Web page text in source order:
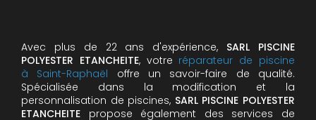
Avec plus de 22 ans d'expérience, SARL PISCINE
POLYESTER ETANCHEITE, votre réparateur de piscine
à Saint-Raphaël offre un savoir-faire de qualité.
Spécialisée dans la modification et la
personnalisation de piscines, SARL PISCINE POLYESTER
ETANCHEITE propose également des services de